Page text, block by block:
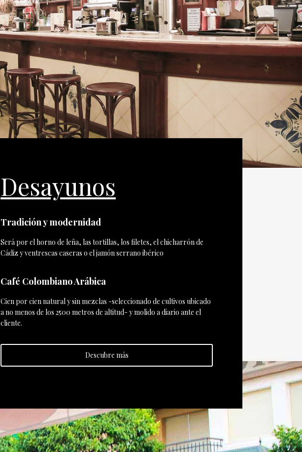
Desayunos
Tradición y modernidad
Será por el horno de leña, las tortillas, los filetes, el chicharrón de
Cádiz y ventrescas caseras o el jamón serrano ibérico
Café Colombiano Arábica
Cien por cien natural y sin mezclas -seleccionado de cultivos ubicado
a no menos de los 2500 metros de altitud- y molido a diario ante el
cliente.
Descubre más